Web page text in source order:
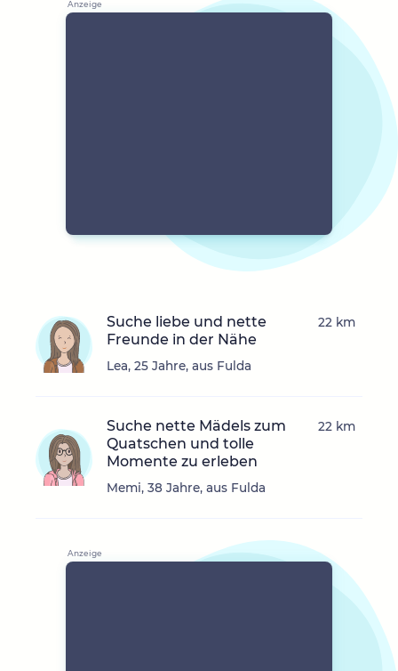
Suche liebe und nette
Freunde in der Nähe
Lea, 25 Jahre, aus Fulda
22 km
Suche nette Mädels zum
Quatschen und tolle
Momente zu erleben
Memi, 38 Jahre, aus Fulda
22 km